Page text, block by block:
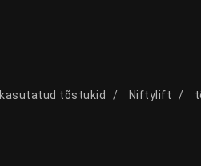
kasutatud tõstukid Niftylift